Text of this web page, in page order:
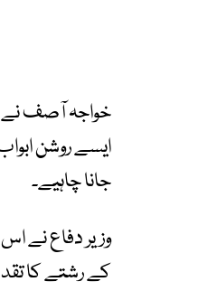
خواجہ آصف نے
ایسے روشن
جانا چاہیے۔
وزیر دفاع نے
کے رشتے کا